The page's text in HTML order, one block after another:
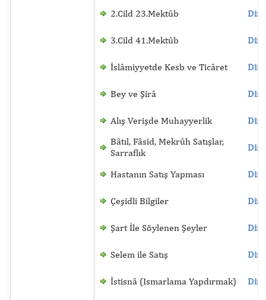
2.Cild 23.Mektûb
3.Cild 41.Mektûb
İslâmiyyetde Kesb ve Ticâret
Bey ve Şirâ
Alış Verişde Muhayyerlik
Bâtıl, Fâsid, Mekrûh Satışlar,
Sarraflık
Hastanın Satış Yapması
Çeşidli Bilgiler
Şart İle Söylenen Şeyler
Selem ile Satış
İstisnâ (Ismarlama Yapdırmak)